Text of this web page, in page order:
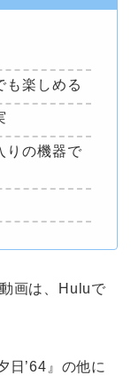
も楽しめる
りの機器で
画は、Huluで
日’64』の他に